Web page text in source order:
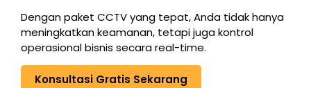
Dengan paket CCTV yang tepat, Anda tidak hanya
meningkatkan keamanan, tetapi juga kontrol
operasional bisnis secara real-time.
Konsultasi Gratis Sekarang